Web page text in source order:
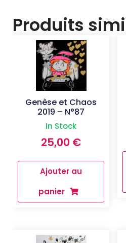
Produits
Genèse et Chaos
2019 – N°87
In Stock
25,00 €
Ajouter au
panier